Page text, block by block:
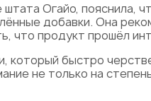
Огайо, пояснила,
добавки. Она
что продукт прошёл
который быстро
не только на